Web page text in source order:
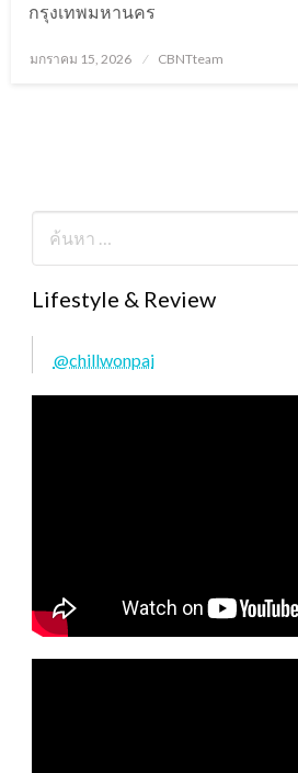
กรุงเทพมหานคร
Posted
มกราคม 15, 2026 CBNTteam
Lifestyle & Review
@chillwonpai